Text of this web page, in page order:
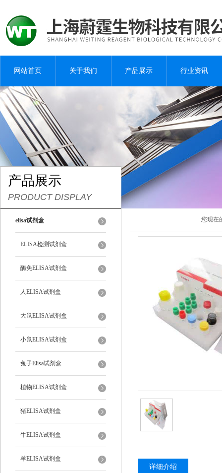
网站首页 关于我们 产品展示 行业资讯
产品展示
PRODUCT DISPLAY
elisa试剂盒
ELISA检测试剂盒
酶免ELISA试剂盒
人ELISA试剂盒
大鼠ELISA试剂盒
小鼠ELISA试剂盒
兔子Elisa试剂盒
植物ELISA试剂盒
猪ELISA试剂盒
牛ELISA试剂盒
羊ELISA试剂盒
您现在
详细介绍